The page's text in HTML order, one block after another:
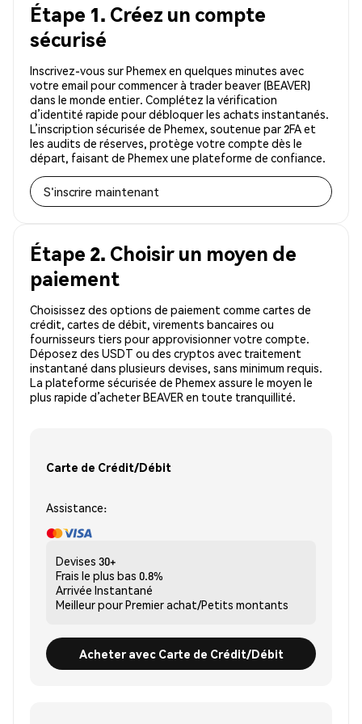
Étape 1. Créez un compte
sécurisé
Inscrivez-vous sur Phemex en quelques minutes avec
votre email pour commencer à trader beaver (BEAVER)
dans le monde entier. Complétez la vérification
d’identité rapide pour débloquer les achats instantanés.
L’inscription sécurisée de Phemex, soutenue par 2FA et
les audits de réserves, protège votre compte dès le
départ, faisant de Phemex une plateforme de confiance.
S'inscrire maintenant
Étape 2. Choisir un moyen de
paiement
Choisissez des options de paiement comme cartes de
crédit, cartes de débit, virements bancaires ou
fournisseurs tiers pour approvisionner votre compte.
Déposez des USDT ou des cryptos avec traitement
instantané dans plusieurs devises, sans minimum requis.
La plateforme sécurisée de Phemex assure le moyen le
plus rapide d’acheter BEAVER en toute tranquillité.
Carte de Crédit/Débit
Assistance:
Devises 30+
Frais le plus bas 0.8%
Arrivée Instantané
Meilleur pourPremier achat/Petits montants
Acheter avec Carte de Crédit/Débit